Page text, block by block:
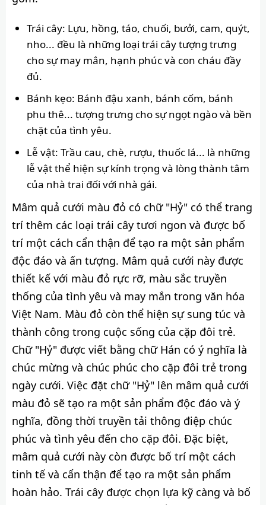
Trái cây: Lựu, hồng, táo, chuối, bưởi, cam, quýt,
nho... đều là những loại trái cây tượng trưng
cho sự may mắn, hạnh phúc và con cháu đầy
đủ.
Bánh kẹo: Bánh đậu xanh, bánh cốm, bánh
phu thê... tượng trưng cho sự ngọt ngào và bền
chặt của tình yêu.
Lễ vật: Trầu cau, chè, rượu, thuốc lá... là những
lễ vật thể hiện sự kính trọng và lòng thành tâm
của nhà trai đối với nhà gái.
Mâm quả cưới màu đỏ có chữ "Hỷ" có thể trang
trí thêm các loại trái cây tươi ngon và được bố
trí một cách cẩn thận để tạo ra một sản phẩm
độc đáo và ấn tượng. Mâm quả cưới này được
thiết kế với màu đỏ rực rỡ, màu sắc truyền
thống của tình yêu và may mắn trong văn hóa
Việt Nam. Màu đỏ còn thể hiện sự sung túc và
thành công trong cuộc sống của cặp đôi trẻ.
Chữ "Hỷ" được viết bằng chữ Hán có ý nghĩa là
chúc mừng và chúc phúc cho cặp đôi trẻ trong
ngày cưới. Việc đặt chữ "Hỷ" lên mâm quả cưới
màu đỏ sẽ tạo ra một sản phẩm độc đáo và ý
nghĩa, đồng thời truyền tải thông điệp chúc
phúc và tình yêu đến cho cặp đôi. Đặc biệt,
mâm quả cưới này còn được bố trí một cách
tinh tế và cẩn thận để tạo ra một sản phẩm
hoàn hảo. Trái cây được chọn lựa kỹ càng và bố